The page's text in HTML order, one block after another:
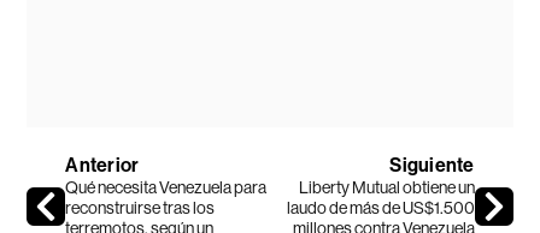
Anterior
Qué necesita Venezuela para
reconstruirse tras los
terremotos, según un
Siguiente
Liberty Mutual obtiene un
laudo de más de US$1.500
millones contra Venezuela